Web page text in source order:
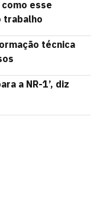
esse
trabalho
técnica
a NR-1’, diz